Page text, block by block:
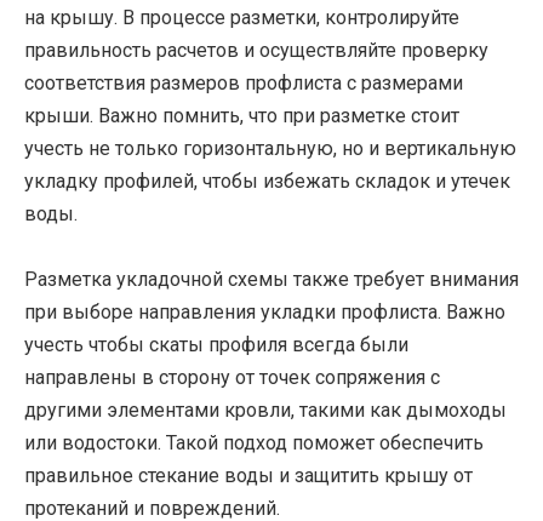
на крышу. В процессе разметки, контролируйте
правильность расчетов и осуществляйте проверку
соответствия размеров профлиста с размерами
крыши. Важно помнить, что при разметке стоит
учесть не только горизонтальную, но и вертикальную
укладку профилей, чтобы избежать складок и утечек
воды.
Разметка укладочной схемы также требует внимания
при выборе направления укладки профлиста. Важно
учесть чтобы скаты профиля всегда были
направлены в сторону от точек сопряжения с
другими элементами кровли, такими как дымоходы
или водостоки. Такой подход поможет обеспечить
правильное стекание воды и защитить крышу от
протеканий и повреждений.